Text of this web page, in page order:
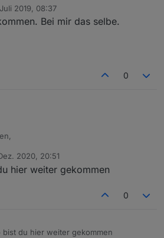
2019, 08:37
Bei mir das selbe.
0
jemand weiterhelfen.
2020, 20:51
hier weiter gekommen
0
bist du hier weiter gekommen